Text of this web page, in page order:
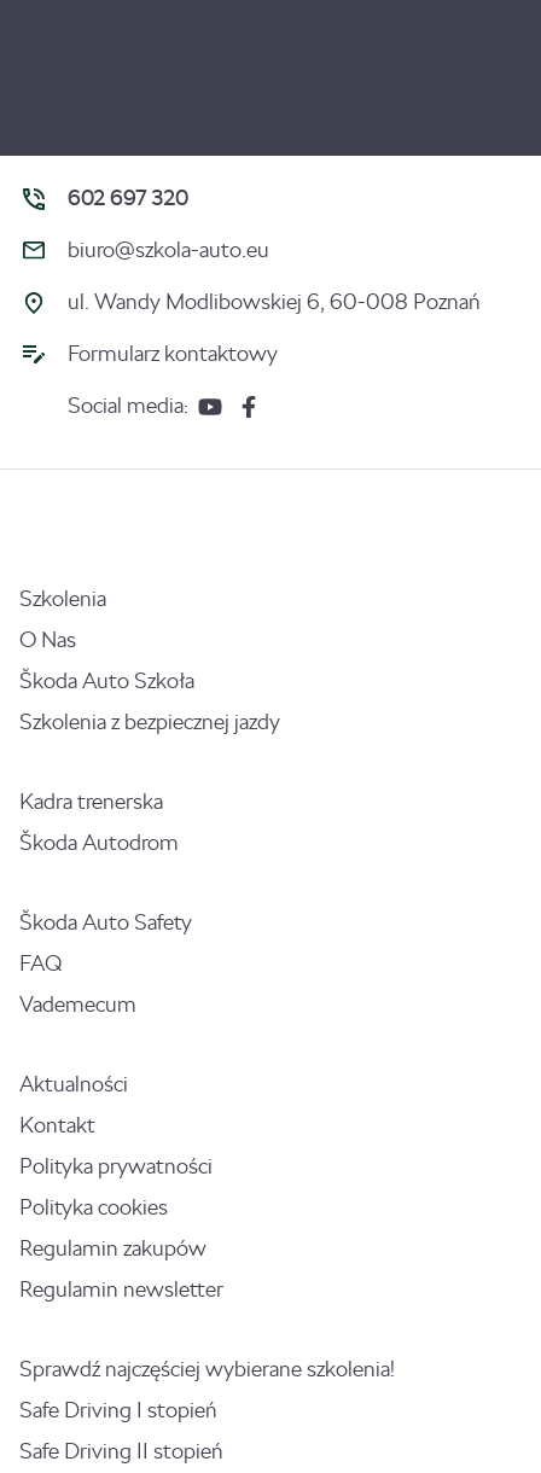
602 697 320
biuro@szkola-auto.eu
ul. Wandy Modlibowskiej 6, 60-008 Poznań
Formularz kontaktowy
Social media:
Szkolenia
O Nas
Škoda Auto Szkoła
Szkolenia z bezpiecznej jazdy
Kadra trenerska
Škoda Autodrom
Škoda Auto Safety
FAQ
Vademecum
Aktualności
Kontakt
Polityka prywatności
Polityka cookies
Regulamin zakupów
Regulamin newsletter
Sprawdź najczęściej wybierane szkolenia!
Safe Driving I stopień
Safe Driving II stopień